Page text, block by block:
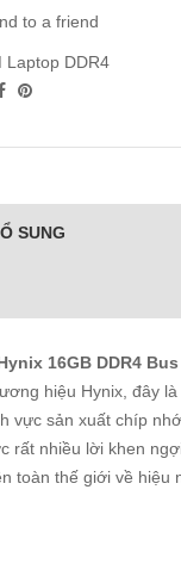
to a friend
Laptop DDR4
SUNG
16GB DDR4
hiệu Hynix, đây
vực sản xuất chíp
rất nhiều lời khen
toàn thế giới về hiệu